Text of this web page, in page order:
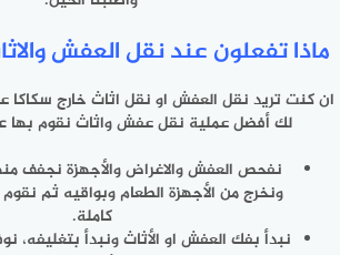
ماذا تفعلون عند نقل العفش
ان كنت تريد نقل العفش او نقل اثاث خارج سكاكا
لك أفضل عملية نقل عفش واثاث نقوم بها
نفحص العفش والاغراض والأجهزة نجفف
ونخرج من الأجهزة الطعام وبواقيه ثم
كاملة.
نبدأ بفك العفش او الأثاث ونبدأ بتغليفه،